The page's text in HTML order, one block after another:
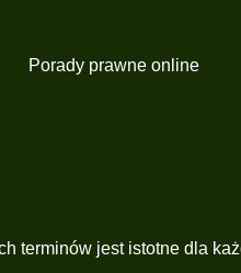
Porady prawne online
terminów jest istotne dla